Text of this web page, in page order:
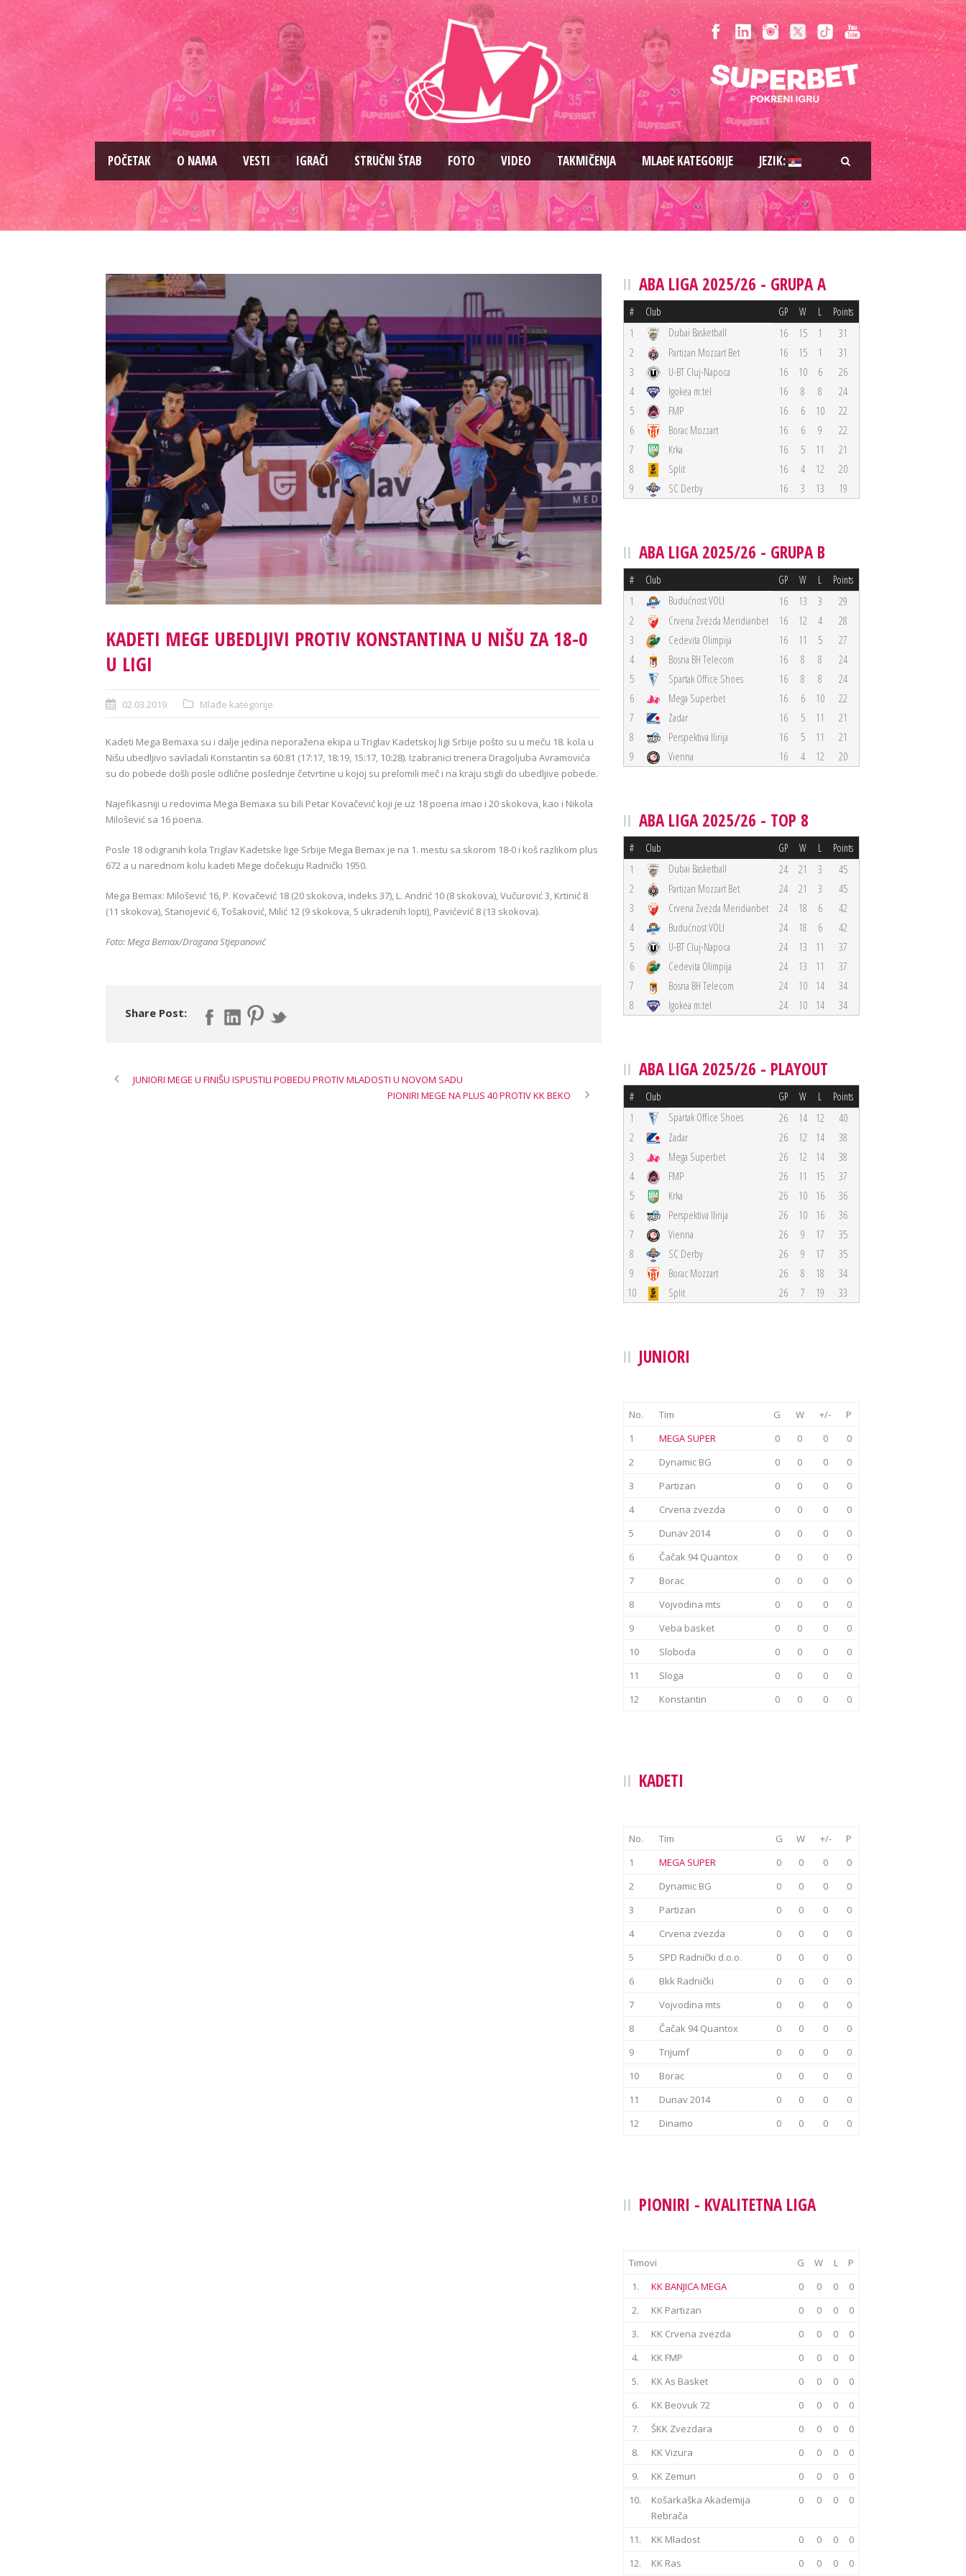
PОČETAK O NAMA VESTI IGRAČI STRUČNI ŠTAB FOTO VIDEO TAKMIČENJA MLAĐE KATEGORIJE JEZIK:
KADETI MEGE UBEDLJIVI PROTIV KONSTANTINA U NIŠU ZA 18-0
U LIGI
02.03.2019. Mlađe kategorije
Kadeti Mega Bemaxa su i dalje jedina neporažena ekipa u Triglav Kadetskoj ligi Srbije pošto su u meču 18. kola u
Nišu ubedljivo savladali Konstantin sa 60:81 (17:17, 18:19, 15:17, 10:28). Izabranici trenera Dragoljuba Avramovića
su do pobede došli posle odlične poslednje četvrtine u kojoj su prelomili meč i na kraju stigli do ubedljive pobede.
Najefikasniji u redovima Mega Bemaxa su bili Petar Kovačević koji je uz 18 poena imao i 20 skokova, kao i Nikola
Milošević sa 16 poena.
Posle 18 odigranih kola Triglav Kadetske lige Srbije Mega Bemax je na 1. mestu sa skorom 18-0 i koš razlikom plus
672 a u narednom kolu kadeti Mege dočekuju Radnički 1950.
Mega Bemax: Milošević 16, P. Kovačević 18 (20 skokova, indeks 37), L. Andrić 10 (8 skokova), Vučurović 3, Krtinić 8
(11 skokova), Stanojević 6, Tošaković, Milić 12 (9 skokova, 5 ukradenih lopti), Pavićević 8 (13 skokova).
Foto: Mega Bemax/Dragana Stjepanović
Share Post:
JUNIORI MEGE U FINIŠU ISPUSTILI POBEDU PROTIV MLADOSTI U NOVOM SADU
PIONIRI MEGE NA PLUS 40 PROTIV KK BEKO
ABA LIGA 2025/26 - GRUPA A
# Club GP W L Points
1 Dubai Basketball 16 15 1
31
2
Partizan Mozzart Bet 16 15 1
31
3
U-BT Cluj-Napoca 16 10 6
26
4
Igokea m:tel 16 8 8
24
5
FMP 16 6 10
22
6
Borac Mozzart 16 6 9
22
7
Krka 16 5 11
21
8
Split 16 4 12
20
9
SC Derby 16 3 13 19
ABA LIGA 2025/26 - GRUPA B
# Club GP W L Points
1 Budućnost VOLI 16 13 3
29
2
Crvena Zvezda Meridianbet 16 12 4
28
3
Cedevita Olimpija 16 11 5
27
4
Bosna BH Telecom 16 8 8
24
5
Spartak Office Shoes 16 8 8
24
6
Mega Superbet 16 6 10
22
7
Zadar 16 5 11
21
8
Perspektiva Ilirija 16 5 11
21
9
Vienna 16 4 12 20
ABA LIGA 2025/26 - TOP 8
# Club GP W L Points
1 Dubai Basketball 24 21 3
45
2
Partizan Mozzart Bet 24 21 3
45
3
Crvena Zvezda Meridianbet 24 18 6
42
4
Budućnost VOLI 24 18 6
42
5
U-BT Cluj-Napoca 24 13 11
37
6
Cedevita Olimpija 24 13 11
37
7
Bosna BH Telecom 24 10 14
34
8
Igokea m:tel 24 10 14 34
ABA LIGA 2025/26 - PLAYOUT
# Club GP W L Points
1 Spartak Office Shoes 26 14 12
40
2
Zadar 26 12 14
38
3
Mega Superbet 26 12 14
38
4
FMP 26 11 15
37
5
Krka 26 10 16
36
6
Perspektiva Ilirija 26 10 16
36
7
Vienna 26 9 17
35
8
SC Derby 26 9 17
35
9
Borac Mozzart 26 8 18
34
10
Split 26 7 19 33
JUNIORI
No. Tim G W +/-
P
1
MEGA SUPER 0 0 0
0
2
Dynamic BG 0 0 0
0
3
Partizan 0 0 0
0
4
Crvena zvezda 0 0 0
0
5
Dunav 2014 0 0 0
0
6
Čačak 94 Quantox 0 0 0
0
7
Borac 0 0 0
0
8
Vojvodina mts 0 0 0
0
9
Veba basket 0 0 0
0
10
Sloboda 0 0 0
0
11
Sloga 0 0 0
0
12
Konstantin 0 0 0 0
KADETI
No. Tim G W +/-
P
1
MEGA SUPER 0 0 0
0
2
Dynamic BG 0 0 0
0
3
Partizan 0 0 0
0
4
Crvena zvezda 0 0 0
0
5
SPD Radnički d.o.o. 0 0 0
0
6
Bkk Radnički 0 0 0
0
7
Vojvodina mts 0 0 0
0
8
Čačak 94 Quantox 0 0 0
0
9
Trijumf 0 0 0
0
10
Borac 0 0 0
0
11
Dunav 2014 0 0 0
0
12
Dinamo 0 0 0 0
PIONIRI - KVALITETNA LIGA
Timovi G W L
P
1.
KK BANJICA MEGA 0 0 0
0
2.
KK Partizan 0 0 0
0
3.
KK Crvena zvezda 0 0 0
0
4.
KK FMP 0 0 0
0
5.
KK As Basket 0 0 0
0
6.
KK Beovuk 72 0 0 0
0
7.
ŠKK Zvezdara 0 0 0
0
8.
KK Vizura 0 0 0
0
9.
KK Zemun 0 0 0
0
10.
Košarkaška Akademija
Rebrača
0 0 0 0
11. KK Mladost 0 0 0
0
12.
KK Ras 0 0 0 0